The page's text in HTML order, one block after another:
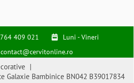
409 021
Luni - Vineri
contact@cervitonline.ro
|
Galaxie Bambinice BN042 B39017834